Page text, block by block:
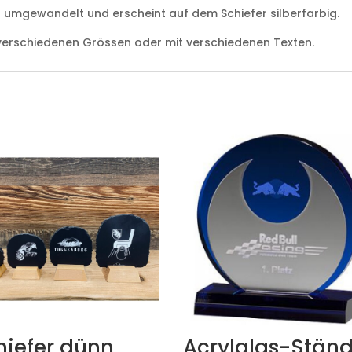
und erscheint auf dem Schiefer silberfarbig.
Grössen oder mit verschiedenen Texten.